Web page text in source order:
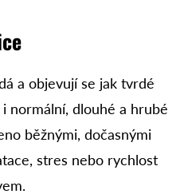
a objevují se jak tvrdé
normální, dlouhé a hrubé
běžnými, dočasnými
stres nebo rychlost